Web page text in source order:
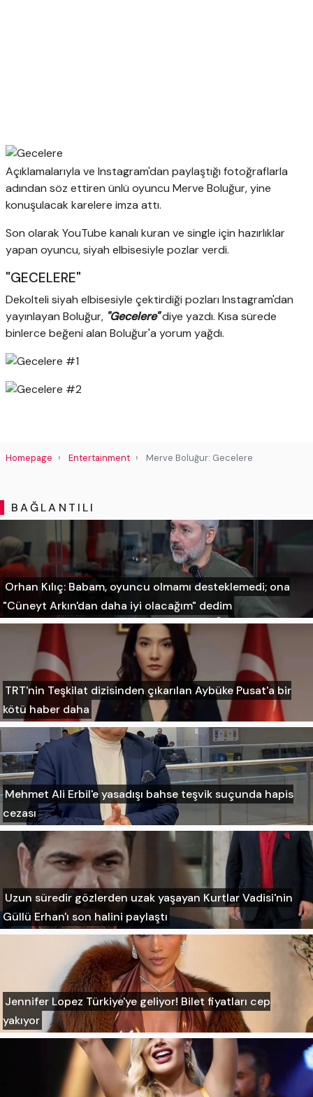
Açıklamalarıyla ve Instagram'dan paylaştığı fotoğraflarla
adından söz ettiren ünlü oyuncu Merve Boluğur, yine
konuşulacak karelere imza attı.
Son olarak YouTube kanalı kuran ve single için hazırlıklar
yapan oyuncu, siyah elbisesiyle pozlar verdi.
"GECELERE"
Dekolteli siyah elbisesiyle çektirdiği pozları Instagram'dan
yayınlayan Boluğur, "Gecelere"diye yazdı. Kısa sürede
binlerce beğeni alan Boluğur'a yorum yağdı.
Homepage Entertainment Merve Boluğur: Gecelere
BAĞLANTILI
Orhan Kılıç: Babam, oyuncu olmamı desteklemedi; ona
"Cüneyt Arkın'dan daha iyi olacağım" dedim
TRT'nin Teşkilat dizisinden çıkarılan Aybüke Pusat'a bir
kötü haber daha
Mehmet Ali Erbil'e yasadışı bahse teşvik suçunda hapis
cezası
Uzun süredir gözlerden uzak yaşayan Kurtlar Vadisi'nin
Güllü Erhan'ı son halini paylaştı
Jennifer Lopez Türkiye'ye geliyor! Bilet fiyatları cep
yakıyor